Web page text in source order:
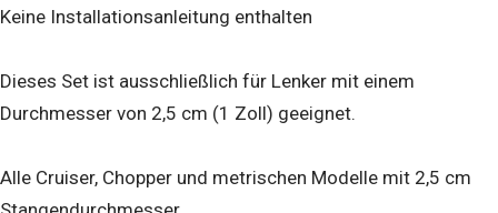
Keine Installationsanleitung enthalten
Dieses Set ist ausschließlich für Lenker mit einem
Durchmesser von 2,5 cm (1 Zoll) geeignet.
Alle Cruiser, Chopper und metrischen Modelle mit 2,5 cm